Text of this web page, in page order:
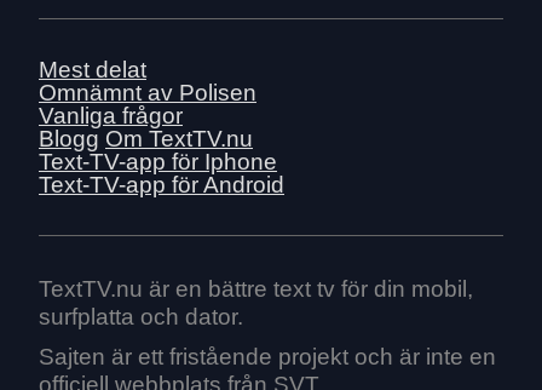
Tors 25 juni
Tis 23 juni
Mån 22 juni
Sön 21 juni
Lör 20 juni
Ons 17 juni
Tis 16 juni
Mån 15 juni
Mest delat
Omnämnt av Polisen
Vanliga frågor
Blogg Om TextTV.nu
Text-TV-app för Iphone
Text-TV-app för Android
TextTV.nu är en bättre text tv för din mobil,
surfplatta och dator.
Sajten är ett fristående projekt och är inte en
officiell webbplats från SVT.